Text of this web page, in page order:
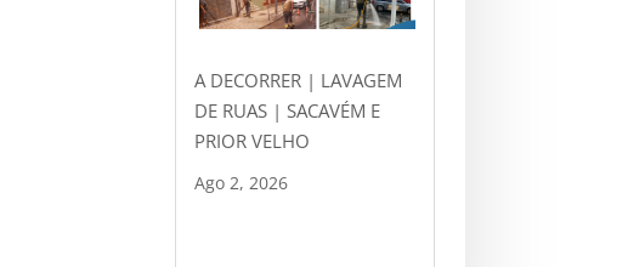
A DECORRER | LAVAGEM
DE RUAS | SACAVÉM E
PRIOR VELHO
Ago 2, 2026